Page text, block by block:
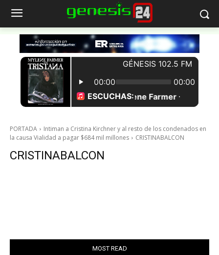
PORTADA
Intiman a Cristina Kirchner y al resto de los condenados en
la causa Vialidad a pagar $684 mil millones
CRISTINABALCON
CRISTINABALCON
MOST READ